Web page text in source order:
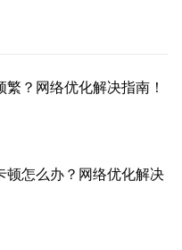
繁？网络优化解决指南！
顿怎么办？网络优化解决